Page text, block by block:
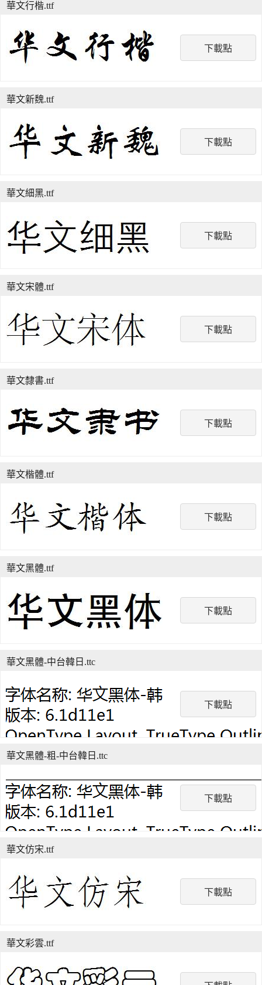
下載點
華文行楷.ttf
下載點
華文新魏.ttf
下載點
華文細黑.ttf
下載點
華文宋體.ttf
下載點
華文隸書.ttf
下載點
華文楷體.ttf
下載點
華文黑體.ttf
下載點
華文黑體-中台韓日.ttc
下載點
華文黑體-粗-中台韓日.ttc
下載點
華文仿宋.ttf
華文彩雲.ttf